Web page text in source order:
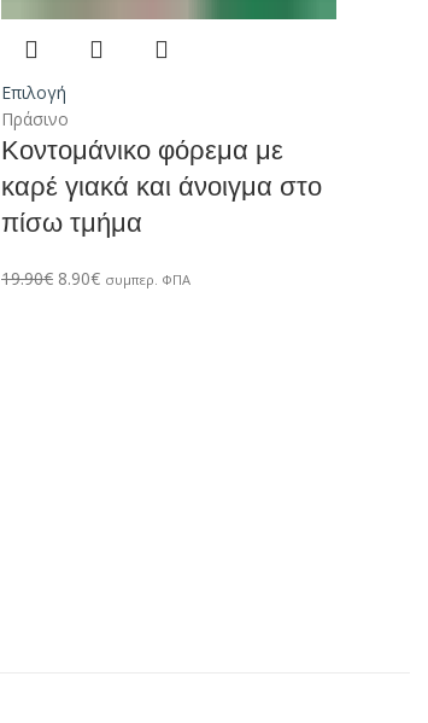
Επιλογή
Πράσινο
Κοντομάνικο φόρεμα με
καρέ γιακά και άνοιγμα στο
πίσω τμήμα
19.90€ 8.90€ συμπερ. ΦΠΑ